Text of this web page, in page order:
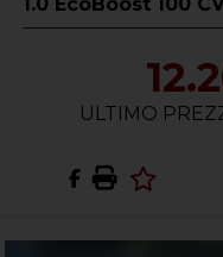
1.0 EcoBoost 100
ULTIMO